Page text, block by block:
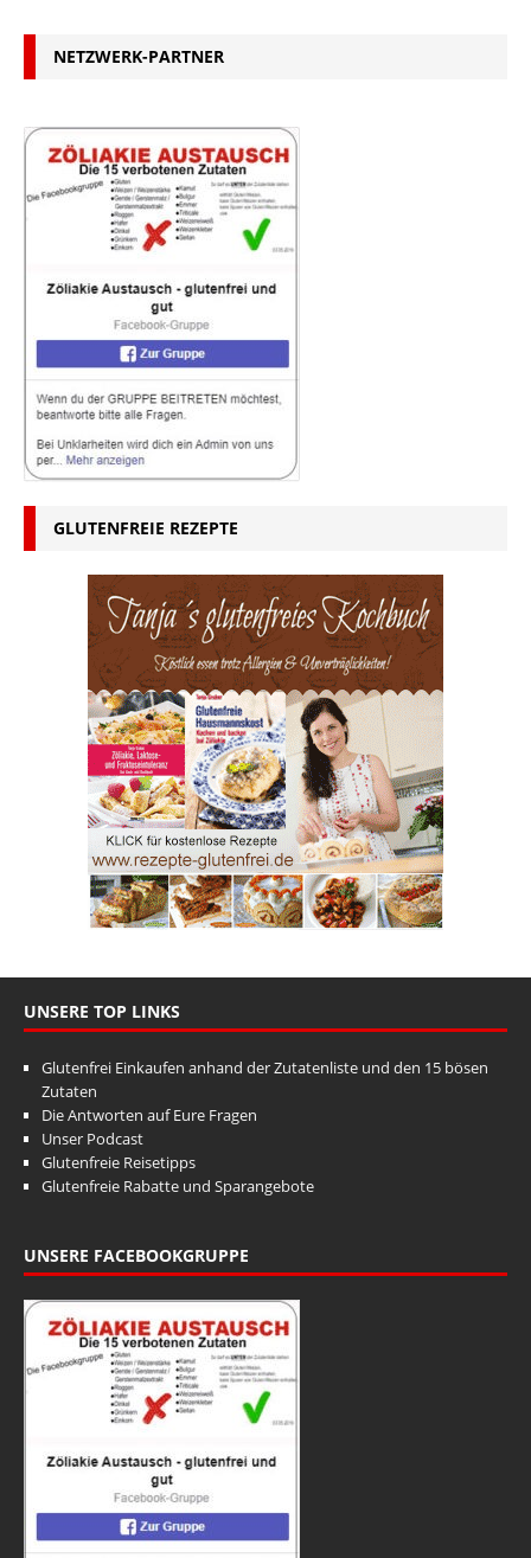
i
NETZWERK-PARTNER
GLUTENFREIE REZEPTE
UNSERE TOP LINKS
Glutenfrei Einkaufen anhand der Zutatenliste und den 15 bösen
Zutaten
Die Antworten auf Eure Fragen
Unser Podcast
Glutenfreie Reisetipps
Glutenfreie Rabatte und Sparangebote
UNSERE FACEBOOKGRUPPE